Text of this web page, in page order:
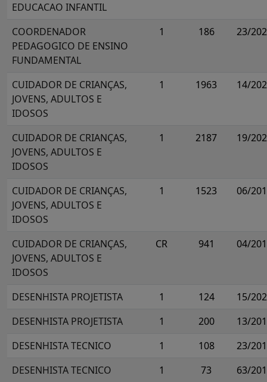
EDUCACAO INFANTIL
COORDENADOR
PEDAGOGICO DE ENSINO
FUNDAMENTAL
1 186 23/
CUIDADOR DE CRIANÇAS,
JOVENS, ADULTOS E
IDOSOS
1 1963 14/
CUIDADOR DE CRIANÇAS,
JOVENS, ADULTOS E
IDOSOS
1 2187 19/
CUIDADOR DE CRIANÇAS,
JOVENS, ADULTOS E
IDOSOS
1 1523 06/
CUIDADOR DE CRIANÇAS,
JOVENS, ADULTOS E
IDOSOS
CR 941 04/
DESENHISTA PROJETISTA 1 124
15/
DESENHISTA PROJETISTA
1 200
13/
DESENHISTA TECNICO
1 108
23/
DESENHISTA TECNICO
1 73 63/